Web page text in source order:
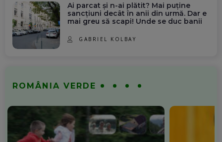
Ai parcat și n-ai plătit? Mai puține
sancțiuni decât în anii din urmă. Dar e
mai greu să scapi! Unde se duc banii
GABRIEL KOLBAY
ROMÂNIA VERDE